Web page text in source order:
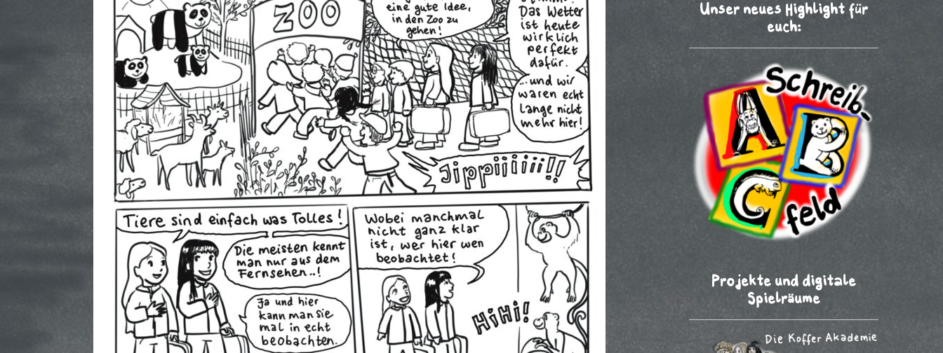
Unser neues Highlight für
euch:
Projekte und digitale
Spielräume